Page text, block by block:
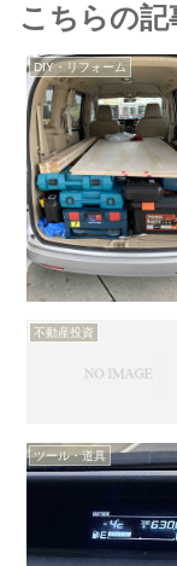
こちらの
DIY・リフォーム
不動産投資
ツール・道具